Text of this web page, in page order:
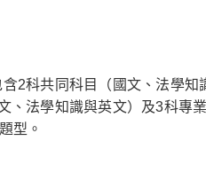
2科共同科目（國文、法學
、法學知識與英文）及3科
型。